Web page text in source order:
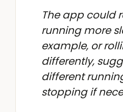
The app could
running more
example, or
differently,
different
stopping if